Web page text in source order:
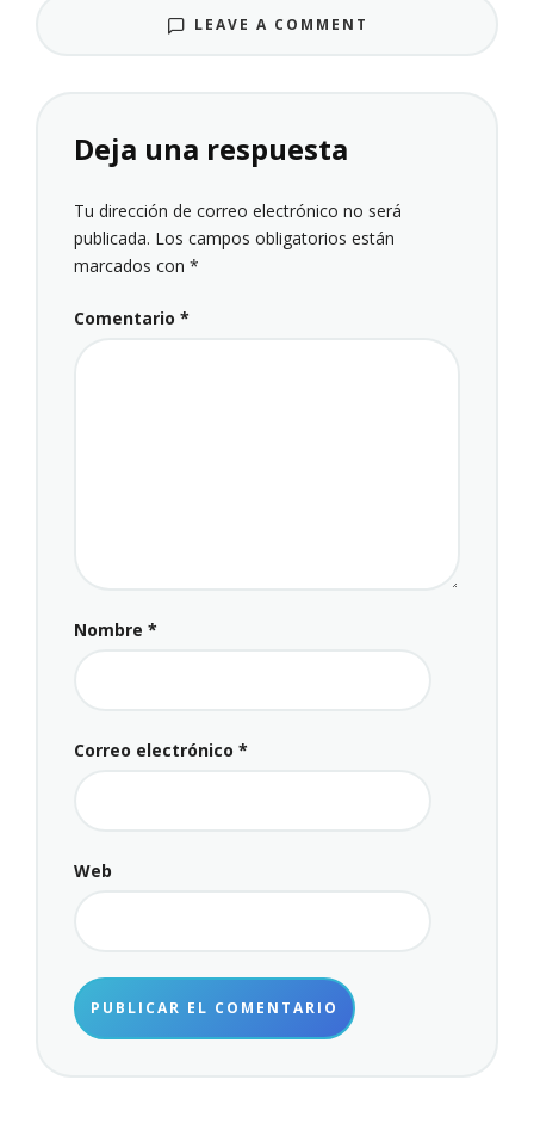
LEAVE A COMMENT
Deja una respuesta
Tu dirección de correo electrónico no será
publicada. Los campos obligatorios están
marcados con *
Comentario *
Nombre *
Correo electrónico *
Web